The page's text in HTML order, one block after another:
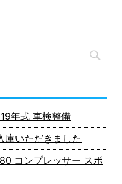
年式 車検整備
庫いただきました
コンプレッサー スポ